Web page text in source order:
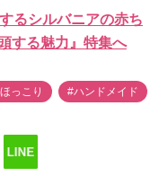
るシルバニアの赤ち
する魅力』特集へ
っこり #ハンドメイド